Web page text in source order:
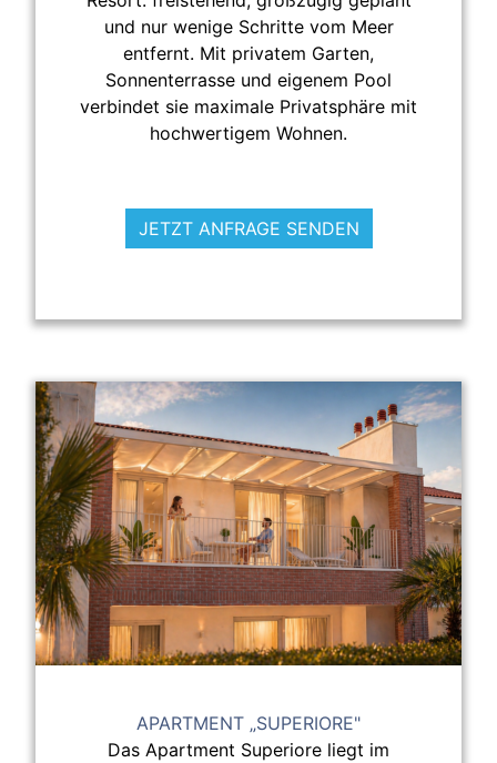
und nur wenige Schritte vom Meer
entfernt. Mit privatem Garten,
Sonnenterrasse und eigenem Pool
verbindet sie maximale Privatsphäre mit
hochwertigem Wohnen.
JETZT ANFRAGE SENDEN
APARTMENT „SUPERIORE"
Das Apartment Superiore liegt im